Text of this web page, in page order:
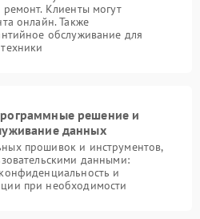
Клиенты могут
онлайн. Также
обслуживание для
решение и
данных
прошивок и инструментов,
данными:
и
при необходимости